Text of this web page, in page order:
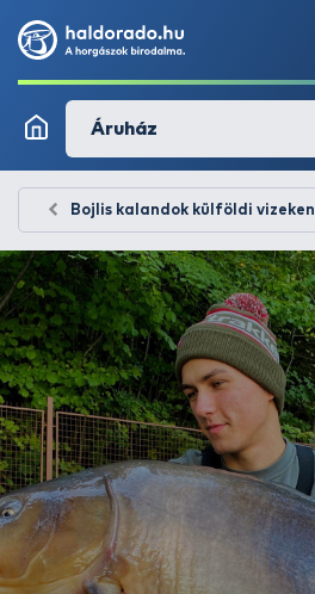
Áruház
Bojlis kalandok külföldi vizeken